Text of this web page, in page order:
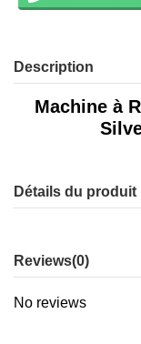
Description
Machine à
Détails du produit
Reviews(0)
No reviews